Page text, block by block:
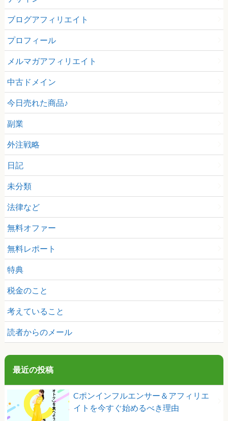
ブログアフィリエイト
プロフィール
メルマガアフィリエイト
中古ドメイン
今日売れた商品♪
副業
外注戦略
日記
未分類
法律など
無料オファー
無料レポート
特典
税金のこと
考えていること
読者からのメール
最近の投稿
Cポンインフルエンサー＆アフィリエ
イトを今すぐ始めるべき理由